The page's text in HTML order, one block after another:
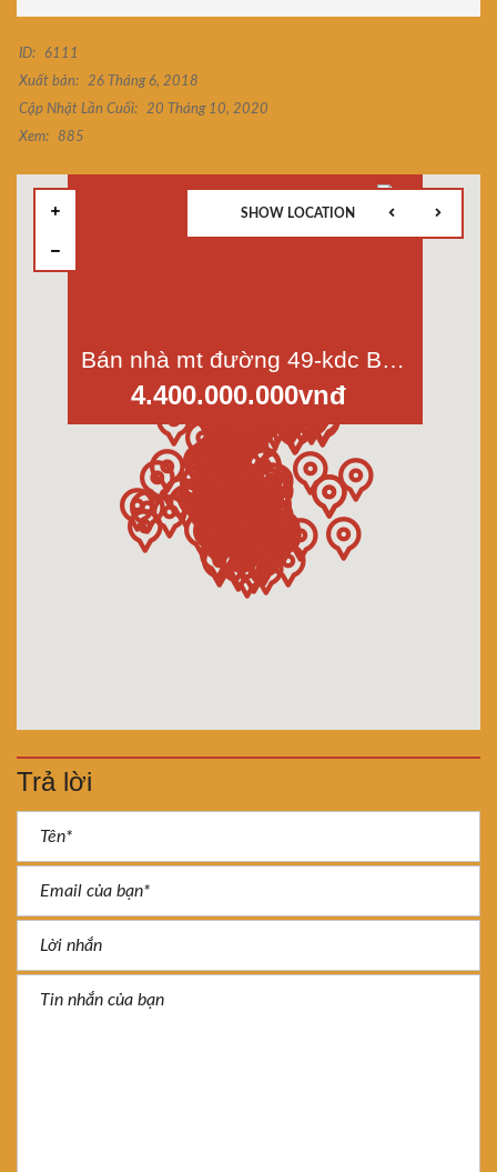
ID:
6111
Xuất bản:
26 Tháng 6, 2018
Cập Nhật Lần Cuối:
20 Tháng 10, 2020
Xem:
885
4.400.000.000vnđ
SHOW LOCATION
Trả lời